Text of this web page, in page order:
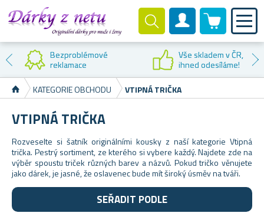
Zákaznický účet
0 produktů
Bezproblémové
reklamace
Vše skladem v ČR,
ihned odesíláme!
KATEGORIE OBCHODU
VTIPNÁ TRIČKA
VTIPNÁ TRIČKA
Rozveselte si šatník originálními kousky z naší kategorie Vtipná
trička. Pestrý sortiment, ze kterého si vybere každý. Najdete zde na
výběr spoustu triček různých barev a názvů. Pokud tričko věnujete
jako dárek, je jasné, že oslavenec bude mít široký úsměv na tváři.
SEŘADIT PODLE